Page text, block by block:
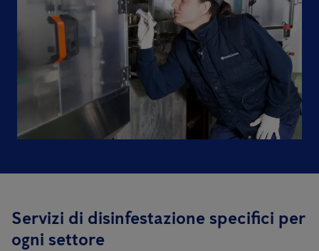
Servizi di disinfestazione specifici per
ogni settore